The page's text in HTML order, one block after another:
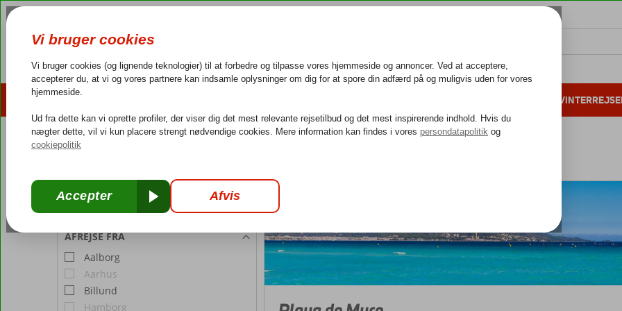
4,3/5 på Trustpilot Dansk guideservice 40.000 danske gæster i 2025 25 års erfaring
Værelse 1: 2 Personer
Rediger antal rejsende
AFREJSE FRA
Aalborg
Aarhus
Billund
Hamborg